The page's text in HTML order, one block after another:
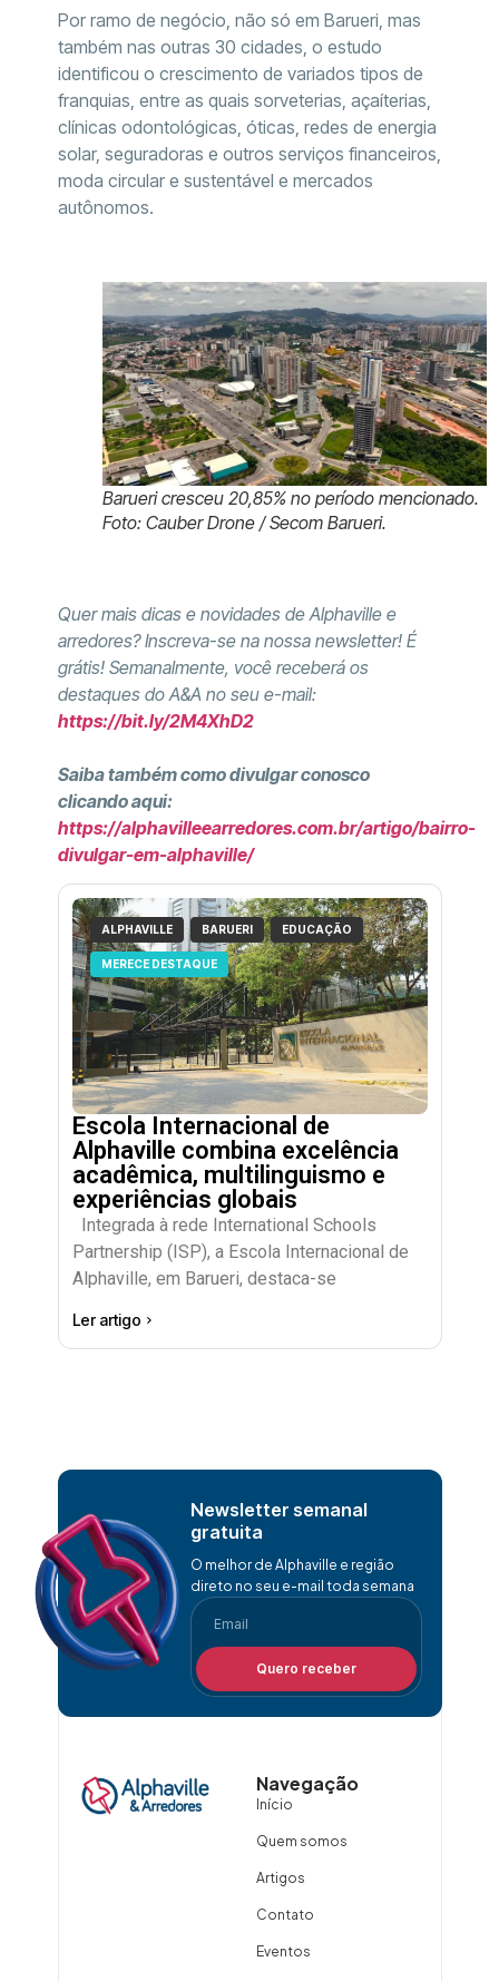
Por ramo de negócio, não só em Barueri, mas
também nas outras 30 cidades, o estudo
identificou o crescimento de variados tipos de
franquias, entre as quais sorveterias, açaíterias,
clínicas odontológicas, óticas, redes de energia
solar, seguradoras e outros serviços financeiros,
moda circular e sustentável e mercados
autônomos.
Barueri cresceu 20,85% no período mencionado.
Foto: Cauber Drone / Secom Barueri.
Quer mais dicas e novidades de Alphaville e
arredores? Inscreva-se na nossa newsletter! É
grátis! Semanalmente, você receberá os
destaques do A&A no seu e-mail:
https://bit.ly/2M4XhD2
Saiba também como divulgar conosco
clicando aqui:
https://alphavilleearredores.com.br/artigo/bairro-
divulgar-em-alphaville/
ALPHAVILLE BARUERI EDUCAÇÃO
MERECE DESTAQUE
Escola Internacional de
Alphaville combina excelência
acadêmica, multilinguismo e
experiências globais
Integrada à rede International Schools
Partnership (ISP), a Escola Internacional de
Alphaville, em Barueri, destaca-se
Ler artigo
Newsletter semanal
gratuita
O melhor de Alphaville e região
direto no seu e-mail toda semana
Quero receber
Navegação
Início
Quem somos
Artigos
Contato
Eventos